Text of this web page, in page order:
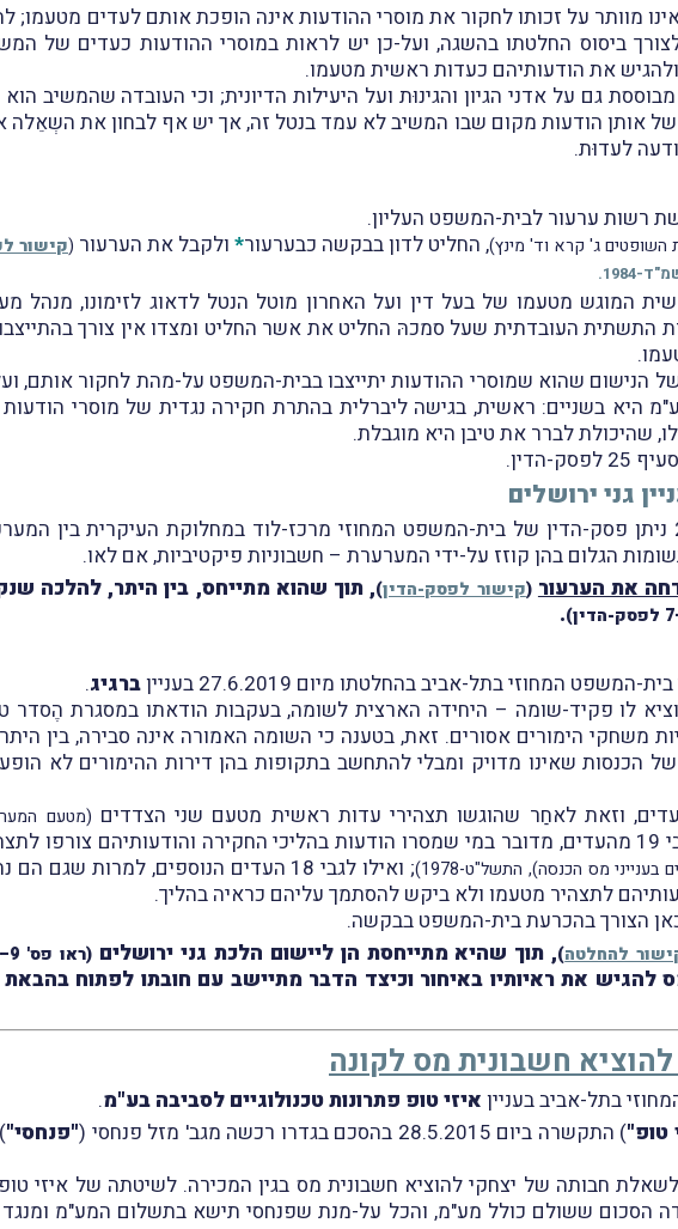
מוותר על זכותו לחקור את מוסרי ההודעות אינה הופכת אותם לעדים
ביסוס החלטתו בהשגה, ועל-כן יש לראות במוסרי ההודעות כעדים של
את הודעותיהם כעדות ראשית מטעמו.
גם על אדני הגיון והגינוּת ועל היעילות הדיונית; וכי העובדה שהמשיב
אותן הודעות מקום שבו המשיב לא עמד בנטל זה, אך יש אף לבחון את השְאֵלה
לעדוּת.
רשות ערעור לבית-המשפט העליון.
השופטים ג' קרא וד' מינץ), החליט לדון בבקשה כבערעור* ולקבל את הערעור (קישור
המוגש מטעמו של בעל דין ועל האחרון מוטל הנטל לדאוג לזימונו, מנהל
התשתית העובדתית שעל סמכהּ החליט את אשר החליט ומצדו אין צורך
הנישום שהוא שמוסרי ההודעות יתייצבו בבית-המשפט על-מהת לחקור אותם,
היא בשניים: ראשית, בגישה ליברלית בהתרת חקירה נגדית של מוסרי הודעות
שהיכולת לברר את טיבן היא מוגבלת.
גני ירושלים
הגלום בהן קוזז על-ידי המערערת – חשבוניות פיקטיביות, אם לאו.
את הערעור (קישור לפסק-הדין), תוך שהוא מתייחס, בין היתר, להלכה
.
המחוזי בתל-אביב בהחלטתו מיום 27.6.2019 בעניין ברגיג.
לו פקיד-שומה – היחידה הארצית לשומה, בעקבות הודאתו במסגרת הֶסדר
משחקי הימורים אסורים. זאת, בטענה כי השומה האמורה אינה סבירה, בין
הכנסות שאינו מדויק ומבלי להתחשב בתקופות בהן דירות ההימורים לא
(מטעם
וכשלושה שבועות לפני מועד ההוכחות: לגבי 19 מהעדים, מדובר במי שמסרו הודעות בהליכי החקירה
; ואילו לגבי 18 העדים הנוספים, למרות
לתצהיר מטעמו ולא ביקש להסתמך עליהם כראיה בהליך.
הצורך בהכרעת בית-המשפט בבקשה.
להחלטה), תוך שהיא מתייחסת הן ליישום הלכת גני ירושלים(ראו פס' 9–28 לפסק-הדין)
להגיש את ראיותיו באיחור וכיצד הדבר מתיישב עם חובתו לפתוח
חשבונית מס לקונה
איזי טופ פתרונות טכנולוגיים לסביבה בע"מ.
טופ") התקשרה ביום 28.5.2015 בהסכם בגדרו רכשה מגב' מזל פנחסי ( "פנחסי"
חבותה של יצחקי להוציא חשבונית מס בגין המכירה. לשיטתה של איזי
הסכום ששולם כולל מע"מ, והכל על-מנת שפנחסי תישא בתשלום המע"מ